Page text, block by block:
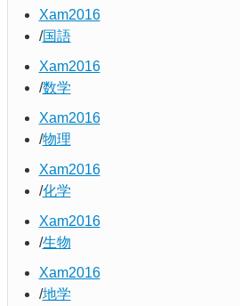
Xam2016
国語
Xam2016
数学
Xam2016
物理
Xam2016
化学
Xam2016
生物
Xam2016
地学